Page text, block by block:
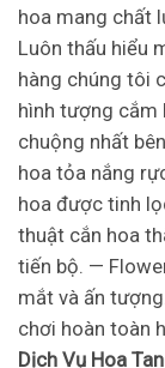
hoa mang chất
Luôn thấu hiểu
hàng chúng tôi
hình tượng cắm
chuộng nhất
hoa tỏa nắng
hoa được tinh
thuật cắn hoa
tiến bộ. —
mắt và ấn
chơi hoàn toàn
Dịch Vụ Hoa